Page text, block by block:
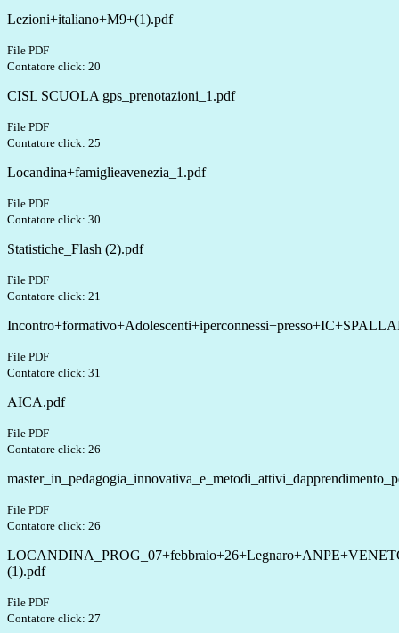
Lezioni+italiano+M9+(1).pdf
File PDF
Contatore click: 20
CISL SCUOLA gps_prenotazioni_1.pdf
File PDF
Contatore click: 25
Locandina+famiglieavenezia_1.pdf
File PDF
Contatore click: 30
Statistiche_Flash (2).pdf
File PDF
Contatore click: 21
File PDF
Contatore click: 31
AICA.pdf
File PDF
Contatore click: 26
File PDF
Contatore click: 26
(1).pdf
File PDF
Contatore click: 27